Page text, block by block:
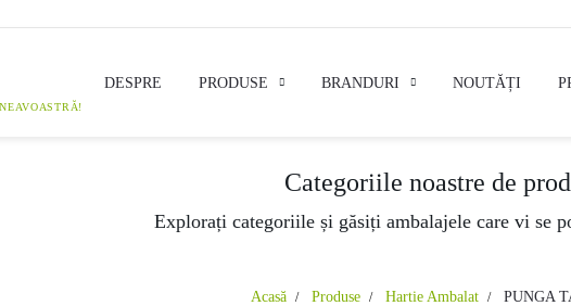
DESPRE PRODUSE BRANDURI NOUTĂȚI
Categoriile noastre de
Explorați categoriile și găsiți ambalajele care vi se
Acasă Produse Hartie Ambalat PUNGA